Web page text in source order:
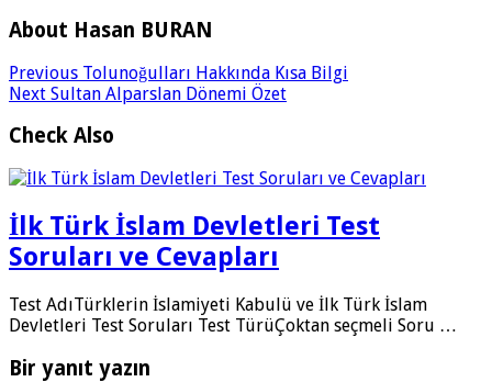
About Hasan BURAN
Previous Tolunoğulları Hakkında Kısa Bilgi
Next Sultan Alparslan Dönemi Özet
Check Also
İlk Türk İslam Devletleri Test
Soruları ve Cevapları
Test AdıTürklerin İslamiyeti Kabulü ve İlk Türk İslam
Devletleri Test Soruları Test TürüÇoktan seçmeli Soru …
Bir yanıt yazın